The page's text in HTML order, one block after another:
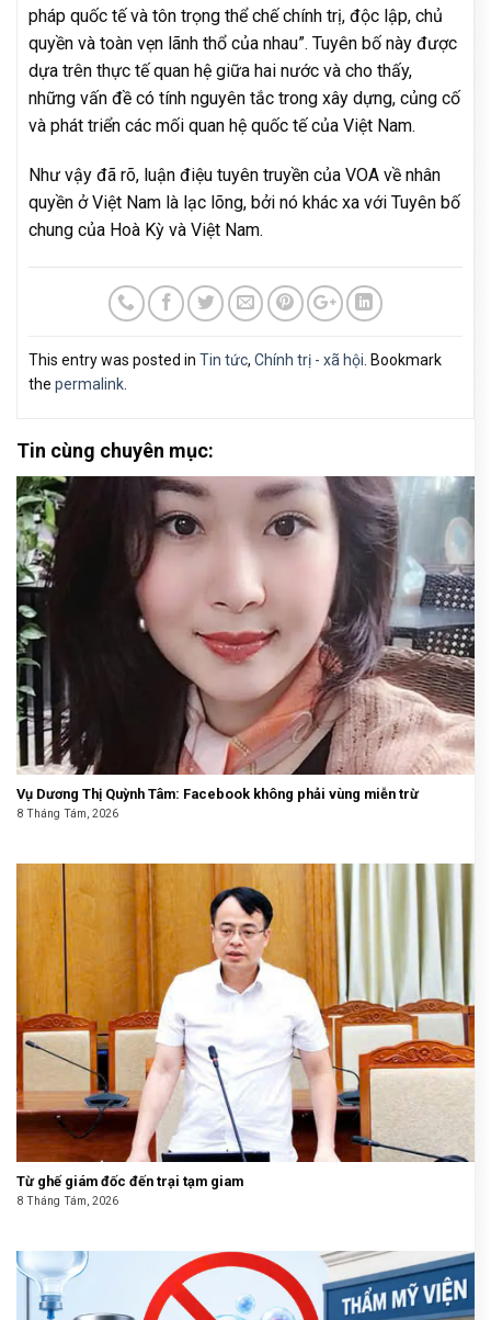
pháp quốc tế và tôn trọng thể chế chính trị, độc lập, chủ
quyền và toàn vẹn lãnh thổ của nhau”. Tuyên bố này được
dựa trên thực tế quan hệ giữa hai nước và cho thấy,
những vấn đề có tính nguyên tắc trong xây dựng, củng cố
và phát triển các mối quan hệ quốc tế của Việt Nam.
Như vậy đã rõ, luận điệu tuyên truyền của VOA về nhân
quyền ở Việt Nam là lạc lõng, bởi nó khác xa với Tuyên bố
chung của Hoà Kỳ và Việt Nam.
This entry was posted in Tin tức, Chính trị - xã hội. Bookmark
the permalink.
Tin cùng chuyên mục:
Vụ Dương Thị Quỳnh Tâm: Facebook không phải vùng miễn trừ
8 Tháng Tám, 2026
Từ ghế giám đốc đến trại tạm giam
8 Tháng Tám, 2026